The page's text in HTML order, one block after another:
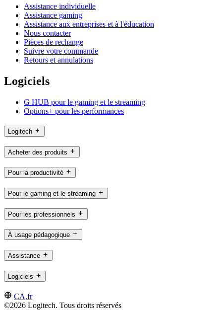
Assistance individuelle
Assistance gaming
Assistance aux entreprises et à l'éducation
Nous contacter
Pièces de rechange
Suivre votre commande
Retours et annulations
Logiciels
G HUB pour le gaming et le streaming
Options+ pour les performances
Logitech
Acheter des produits
Pour la productivité
Pour le gaming et le streaming
Pour les professionnels
À usage pédagogique
Assistance
Logiciels
CA,fr
©2026 Logitech. Tous droits réservés